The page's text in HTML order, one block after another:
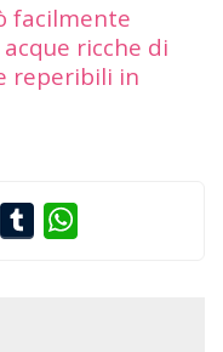
facilmente
ricche di
reperibili in
LinkedInTumblr